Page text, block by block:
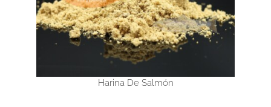
Harina De Salmón